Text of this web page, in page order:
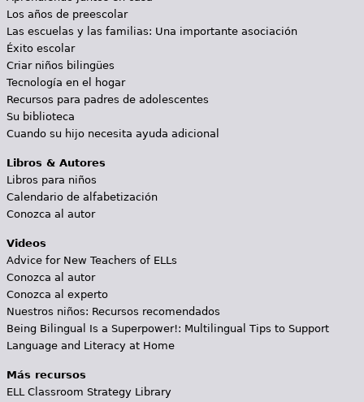
Los años de preescolar
Las escuelas y las familias: Una importante asociación
Éxito escolar
Criar niños bilingües
Tecnología en el hogar
Recursos para padres de adolescentes
Su biblioteca
Cuando su hijo necesita ayuda adicional
Libros & Autores
Libros para niños
Calendario de alfabetización
Conozca al autor
Videos
Advice for New Teachers of ELLs
Conozca al autor
Conozca al experto
Nuestros niños: Recursos recomendados
Being Bilingual Is a Superpower!: Multilingual Tips to Support
Language and Literacy at Home
Más recursos
ELL Classroom Strategy Library